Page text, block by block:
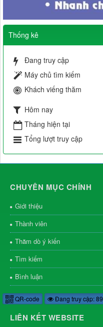
Thống kê
Đang truy cập
Máy chủ tìm kiếm
Khách viếng thăm
Hôm nay
Tháng hiện tại
Tổng lượt truy cập
CHUYÊN MỤC CHÍNH
Giới thiệu
Thành viên
Thăm dò ý kiến
Tìm kiếm
Bình luận
QR-code Đang truy cập: 89
LIÊN KẾT WEBSITE